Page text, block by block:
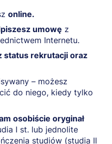
online.
umowę z
Internetu.
status rekrutacji oraz
– możesz
do niego, kiedy tylko
osobiście oryginał
I st. lub jednolite
studiów (studia II